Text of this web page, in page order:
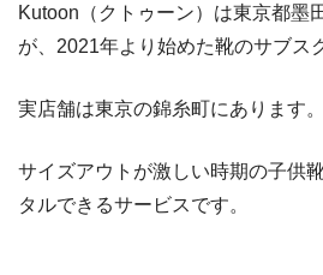
Kutoon（クトゥーン）は東京都墨
が、2021年より始めた靴のサブス
実店舗は東京の錦糸町にあります。
サイズアウトが激しい時期の子供
タルできるサービスです。